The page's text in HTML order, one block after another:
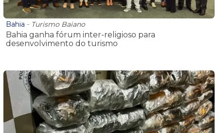
Bahia - Turismo Baiano
Bahia ganha fórum inter-religioso para
desenvolvimento do turismo